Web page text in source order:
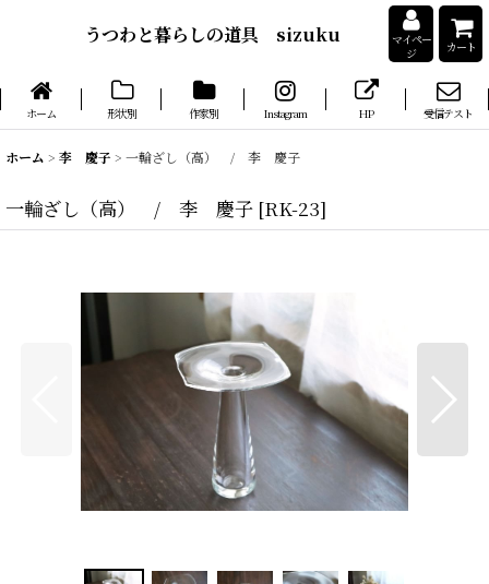
うつわと暮らしの道具 sizuku
マイペー
ジ
カート
ホーム 形状別 作家別 Instagram HP 受信テスト
ホーム > 李 慶子 > 一輪ざし（高） / 李 慶子
一輪ざし（高） / 李 慶子 [RK-23]